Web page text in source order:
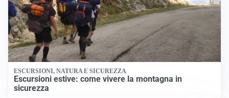
ESCURSIONI, NATURA E SICUREZZA
Escursioni estive: come vivere la montagna in
sicurezza